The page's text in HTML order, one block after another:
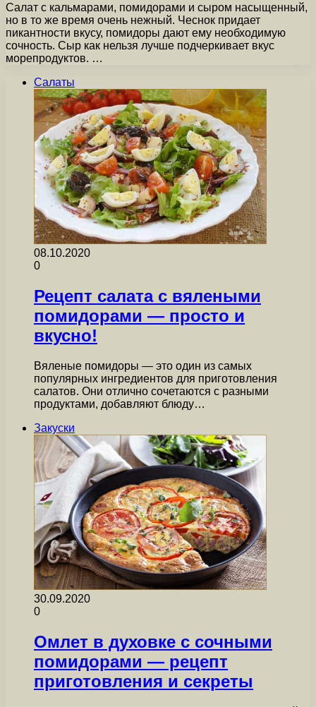
Салат с кальмарами, помидорами и сыром насыщенный,
но в то же время очень нежный. Чеснок придает
пикантности вкусу, помидоры дают ему необходимую
сочность. Сыр как нельзя лучше подчеркивает вкус
морепродуктов. …
Салаты
08.10.2020
0
Рецепт салата с вялеными
помидорами — просто и
вкусно!
Вяленые помидоры — это один из самых
популярных ингредиентов для приготовления
салатов. Они отлично сочетаются с разными
продуктами, добавляют блюду…
Закуски
30.09.2020
0
Омлет в духовке с сочными
помидорами — рецепт
приготовления и секреты